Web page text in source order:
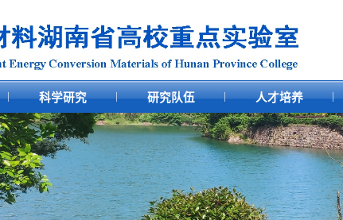
| 科学研究 | 研究队伍 | 人才培养 |